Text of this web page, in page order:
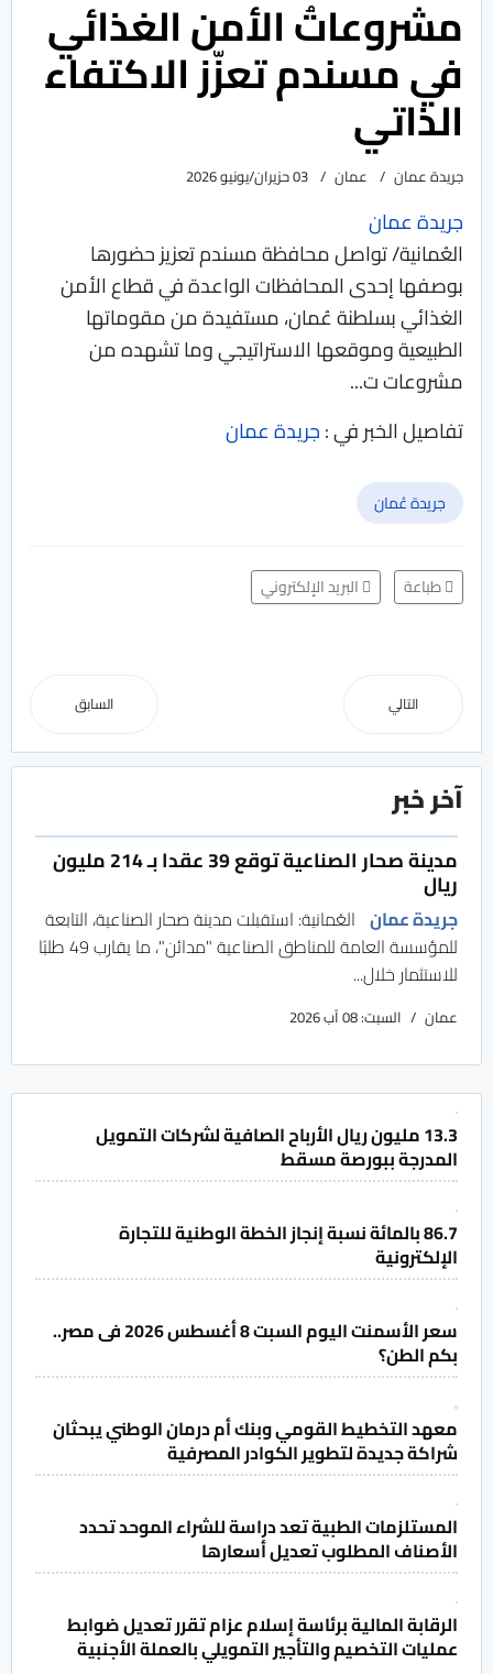
مشروعاتُ الأمن الغذائي
في مسندم تعزّز الاكتفاء
الذاتي
جريدة عمان عمان 03 حزيران/يونيو 2026
جريدة عمان
العُمانية/ تواصل محافظة مسندم تعزيز حضورها
بوصفها إحدى المحافظات الواعدة في قطاع الأمن
الغذائي بسلطنة عُمان، مستفيدة من مقوماتها
الطبيعية وموقعها الاستراتيجي وما تشهده من
مشروعات ت...
تفاصيل الخبر في :جريدة عمان
جريدة عُمان
طباعة البريد الإلكتروني
السابق التالي
آخر خبر
مدينة صحار الصناعية توقع 39 عقدا بـ 214 مليون
ريال
جريدة عمان العُمانية: استقبلت مدينة صحار الصناعية، التابعة
للمؤسسة العامة للمناطق الصناعية "مدائن"، ما يقارب 49 طلبًا
للاستثمار خلال...
عمان السبت: 08 آب 2026
13.3 مليون ريال الأرباح الصافية لشركات التمويل
المدرجة ببورصة مسقط
86.7 بالمائة نسبة إنجاز الخطة الوطنية للتجارة
الإلكترونية
سعر الأسمنت اليوم السبت 8 أغسطس 2026 فى مصر..
بكم الطن؟
معهد التخطيط القومي وبنك أم درمان الوطني يبحثان
شراكة جديدة لتطوير الكوادر المصرفية
المستلزمات الطبية تعد دراسة للشراء الموحد تحدد
الأصناف المطلوب تعديل أسعارها
الرقابة المالية برئاسة إسلام عزام تقرر تعديل ضوابط
عمليات التخصيم والتأجير التمويلي بالعملة الأجنبية